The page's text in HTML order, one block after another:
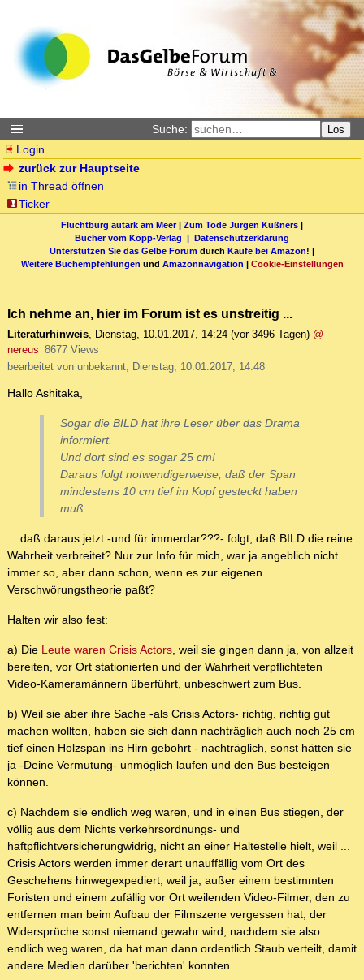
Suche: Los
Login
zurück zur Hauptseite
in Thread öffnen
Ticker
Fluchtburg autark am Meer| Zum Tode Jürgen Küßners |
Bücher vom Kopp-Verlag | Datenschutzerklärung
Unterstützen Sie das Gelbe Forum durch Käufe bei Amazon! |
Weitere Buchempfehlungen und Amazonnavigation | Cookie-Einstellungen
Ich nehme an, hier im Forum ist es unstreitig ...
Literaturhinweis, Dienstag, 10.01.2017, 14:24 (vor 3496 Tagen) @
nereus 8677 Views
bearbeitet von unbekannt, Dienstag, 10.01.2017, 14:48
Hallo Ashitaka,
Sogar die BILD hat ihre Leser über das Drama
informiert.
Und dort sind es sogar 25 cm!
Daraus folgt notwendigerweise, daß der Span
mindestens 10 cm tief im Kopf gesteckt haben
muß.
... daß daraus jetzt -und für immerdar???- folgt, daß BILD die reine
Wahrheit verbreitet? Nur zur Info für mich, war ja angeblich nicht
immer so, aber dann schon, wenn es zur eigenen
Verschwörungstheorie paßt?
Halten wir also fest:
a) Die Leute waren Crisis Actors, weil sie gingen dann ja, von allzeit
bereiten, vor Ort stationierten und der Wahrheit verpflichteten
Video-Kameramännern überführt, unbeschwert zum Bus.
b) Weil sie aber ihre Sache -als Crisis Actors- richtig, richtig gut
machen wollten, haben sie sich dann nachträglich auch noch 25 cm
tief einen Holzspan ins Hirn gebohrt - nachträglich, sonst hätten sie
ja -Deine Vermutung- unmöglich laufen und den Bus besteigen
können.
c) Nachdem sie endlich weg waren, und in einen Bus stiegen, der
völlig aus dem Nichts verkehrsordnungs- und
haftpflichtversicherungwidrig, nicht an einer Haltestelle hielt, weil ...
Crisis Actors werden immer derart unauffällig vom Ort des
Geschehens hinwegexpediert, weil ja, außer einem bestimmten
Foristen und einem zufällig vor Ort weilenden Video-Filmer, den zu
entfernen man beim Aufbau der Filmszene vergessen hat, der
Widersprüche sonst niemand gewahr wird, nachdem sie also
endlich weg waren, da hat man dann ordentlich Staub verteilt, damit
andere Medien darüber 'berichten' konnten.